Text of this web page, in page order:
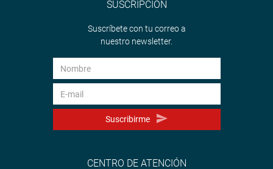
SUSCRIPCIÓN
Suscríbete con tu correo a
nuestro newsletter.
Suscribirme
CENTRO DE ATENCIÓN